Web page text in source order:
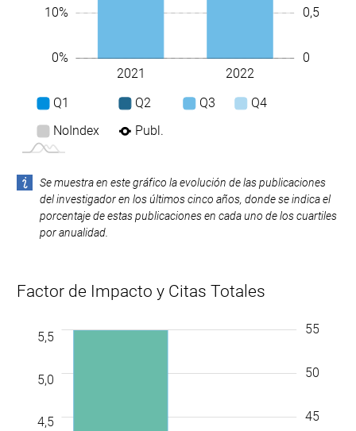
10%
0% 0
0,5
2021
2022
Q1
Q2 Q3
Q4
NoIndex
Publ.
Se muestra en este gráfico la evolución de las publicaciones
del investigador en los últimos cinco años, donde se indica el
porcentaje de estas publicaciones en cada uno de los cuartiles
por anualidad.
Factor de Impacto y Citas Totales
4,5
5,0
5,5 -4
-2
2
60
55
50
45
-5
-10